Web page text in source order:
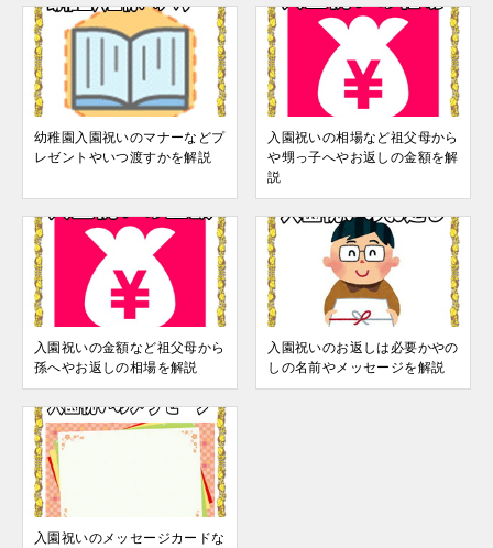
幼稚園入園祝いのマナーなどプ
レゼントやいつ渡すかを解説
入園祝いの相場など祖父母から
や甥っ子へやお返しの金額を解
説
入園祝いの金額など祖父母から
孫へやお返しの相場を解説
入園祝いのお返しは必要かやの
しの名前やメッセージを解説
入園祝いのメッセージカードな